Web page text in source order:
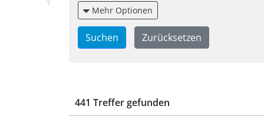
Mehr Optionen
441 Treffer gefunden